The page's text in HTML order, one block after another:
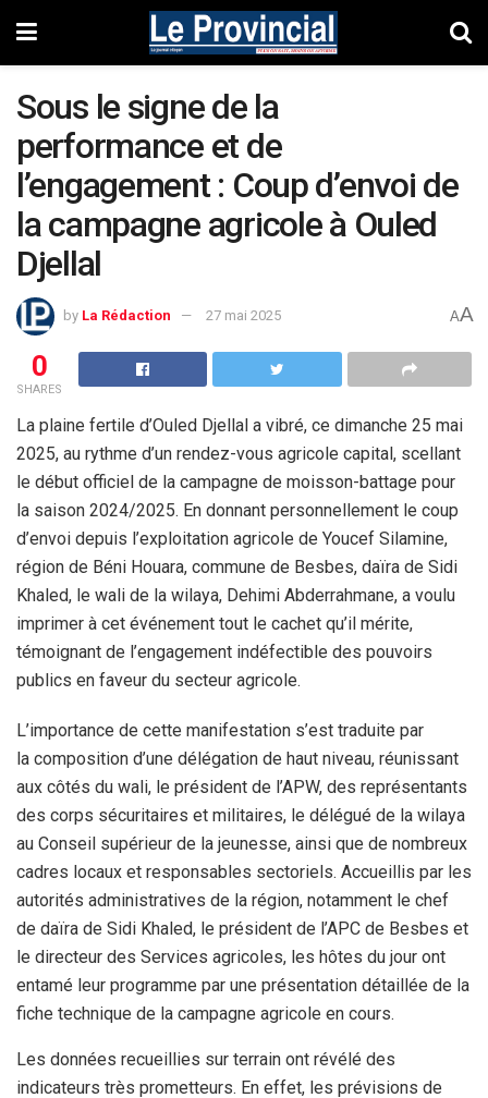
Sous le signe de la
performance et de
l’engagement : Coup d’envoi de
la campagne agricole à Ouled
Djellal
by La Rédaction 27 mai 2025 AA
0
SHARES
La plaine fertile d’Ouled Djellal a vibré, ce dimanche 25 mai
2025, au rythme d’un rendez-vous agricole capital, scellant
le début officiel de la campagne de moisson-battage pour
la saison 2024/2025. En donnant personnellement le coup
d’envoi depuis l’exploitation agricole de Youcef Silamine,
région de Béni Houara, commune de Besbes, daïra de Sidi
Khaled, le wali de la wilaya, Dehimi Abderrahmane, a voulu
imprimer à cet événement tout le cachet qu’il mérite,
témoignant de l’engagement indéfectible des pouvoirs
publics en faveur du secteur agricole.
L’importance de cette manifestation s’est traduite par
la composition d’une délégation de haut niveau, réunissant
aux côtés du wali, le président de l’APW, des représentants
des corps sécuritaires et militaires, le délégué de la wilaya
au Conseil supérieur de la jeunesse, ainsi que de nombreux
cadres locaux et responsables sectoriels. Accueillis par les
autorités administratives de la région, notamment le chef
de daïra de Sidi Khaled, le président de l’APC de Besbes et
le directeur des Services agricoles, les hôtes du jour ont
entamé leur programme par une présentation détaillée de la
fiche technique de la campagne agricole en cours.
Les données recueillies sur terrain ont révélé des
indicateurs très prometteurs. En effet, les prévisions de